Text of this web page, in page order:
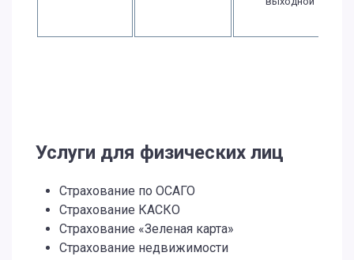
Услуги для физических лиц
Страхование по ОСАГО
Страхование КАСКО
Страхование «Зеленая карта»
Страхование недвижимости